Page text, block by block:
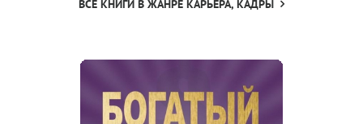
ВСЕ КНИГИ В ЖАНРЕ КАРЬЕРА, КАДРЫ